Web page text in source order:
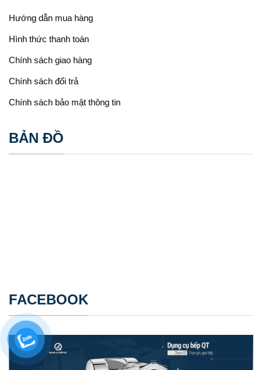
Hướng dẫn mua hàng
Hình thức thanh toán
Chính sách giao hàng
Chính sách đổi trả
Chính sách bảo mật thông tin
BẢN ĐỒ
FACEBOOK